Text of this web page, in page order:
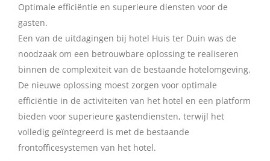
Optimale efficiëntie en superieure diensten voor de
gasten.
Een van de uitdagingen bij hotel Huis ter Duin was de
noodzaak om een ​​betrouwbare oplossing te realiseren
binnen de complexiteit van de bestaande hotelomgeving.
De nieuwe oplossing moest zorgen voor optimale
efficiëntie in de activiteiten van het hotel en een platform
bieden voor superieure gastendiensten, terwijl het
volledig geïntegreerd is met de bestaande
frontofficesystemen van het hotel.